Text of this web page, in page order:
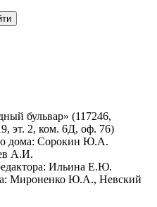
бульвар» (117246,
эт. 2, ком. 6Д, оф. 76)
дома: Сорокин Ю.А.
А.И.
Ильина Е.Ю.
Мироненко Ю.А., Невский